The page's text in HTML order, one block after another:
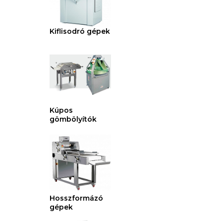
Kiflisodró gépek
Kúpos
gömbölyítók
Hosszformázó
gépek